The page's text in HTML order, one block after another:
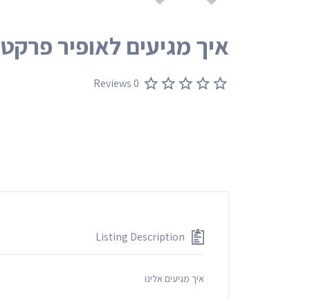
איך מגיעים לאופיר
0 Reviews
Listing Description
איך מגיעים אלינו